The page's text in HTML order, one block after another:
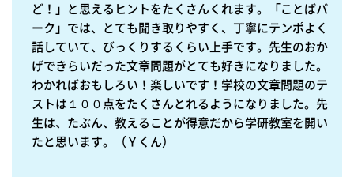
ど！」と思えるヒントをたくさんくれます。「ことばパ
ーク」では、とても聞き取りやすく、丁寧にテンポよく
話していて、びっくりするくらい上手です。先生のおか
げできらいだった文章問題がとても好きになりました。
わかればおもしろい！楽しいです！学校の文章問題のテ
ストは１００点をたくさんとれるようになりました。先
生は、たぶん、教えることが得意だから学研教室を開い
たと思います。（Ｙくん）